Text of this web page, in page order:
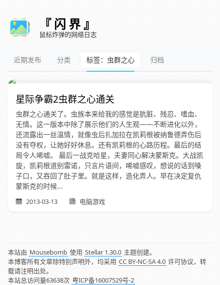
『 闪 界 』
鼠标炸弹的网络日志
近期发布 分类 标签：虫群之心 归档
星际争霸2虫群之心通关
虫群之心通关了。虫族本来给我的感觉是肮脏、残忍、嗜血、
无情。这一版本中除了展示他们的人生观——不断进化以外，
还流露出一丝温情，就像虫后扎加拉在凯莉根被纳鲁德弄伤后
没有夺权，让她好好休息。还有凯莉根的心路历程。最后的结
局令人唏嘘。 最后一战克哈星，夫妻同心解决蒙斯克。大战凯
旋，凯莉根道别雷诺，只言片语间，唏嘘感叹，想说的话到嗓
子口，又吞回了肚子里。就是这样，造化弄人。早在决定复仇
蒙斯克的时候...
2013-03-13 电脑游戏
本站由 Mousebomb 使用 Stellar 1.30.0 主题创建。
本博客所有文章除特别声明外，均采用 CC BY-NC-SA 4.0 许可协议，转
载请注明出处。
本站总访问量63638次 粤ICP备16007529号-2